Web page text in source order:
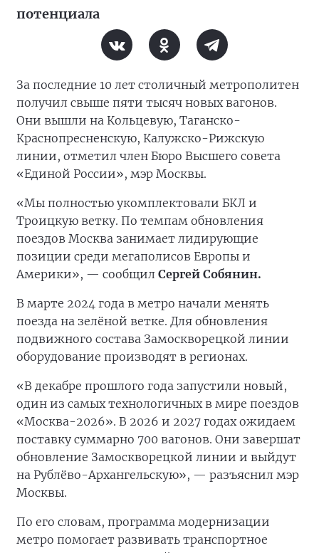
потенциала
За последние 10 лет столичный метрополитен
получил свыше пяти тысяч новых вагонов.
Они вышли на Кольцевую, Таганско-
Краснопресненскую, Калужско-Рижскую
линии, отметил член Бюро Высшего совета
«Единой России», мэр Москвы.
«Мы полностью укомплектовали БКЛ и
Троицкую ветку. По темпам обновления
поездов Москва занимает лидирующие
позиции среди мегаполисов Европы и
Америки», — сообщил Сергей Собянин.
В марте 2024 года в метро начали менять
поезда на зелёной ветке. Для обновления
подвижного состава Замоскворецкой линии
оборудование производят в регионах.
«В декабре прошлого года запустили новый,
один из самых технологичных в мире поездов
«Москва-2026». В 2026 и 2027 годах ожидаем
поставку суммарно 700 вагонов. Они завершат
обновление Замоскворецкой линии и выйдут
на Рублёво-Архангельскую», — разъяснил мэр
Москвы.
По его словам, программа модернизации
метро помогает развивать транспортное